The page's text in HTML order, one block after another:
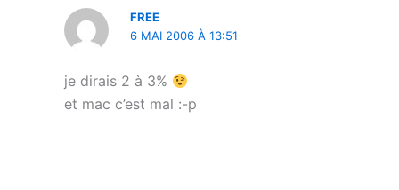
FREE
6 MAI 2006 À 13:51
je dirais 2 à 3%
et mac c’est mal :-p